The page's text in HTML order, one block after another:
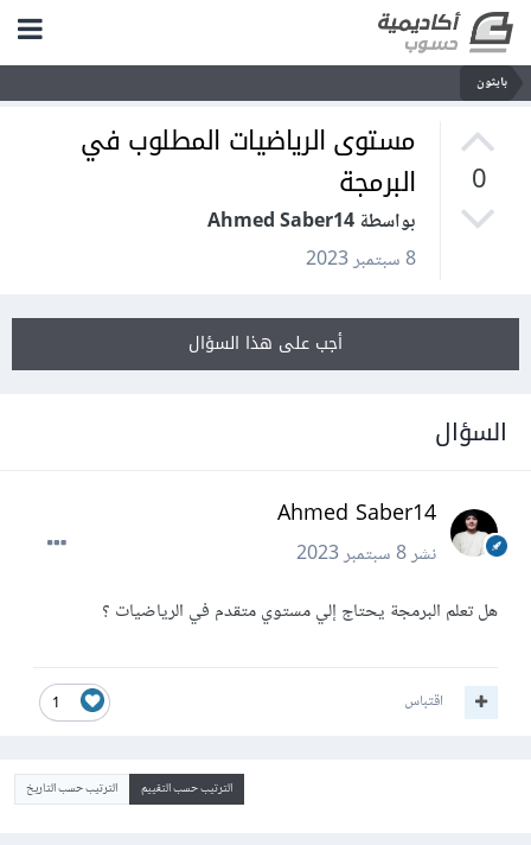
بايثون
0
مستوى الرياضيات المطلوب في
البرمجة
بواسطة Ahmed Saber14
8 سبتمبر 2023
أجب على هذا السؤال
السؤال
Ahmed Saber14
نشر8 سبتمبر 2023
هل تعلم البرمجة يحتاج إلي مستوي متقدم في الرياضيات ؟
1 اقتباس
الترتيب حسب التقييم الترتيب حسب التاريخ